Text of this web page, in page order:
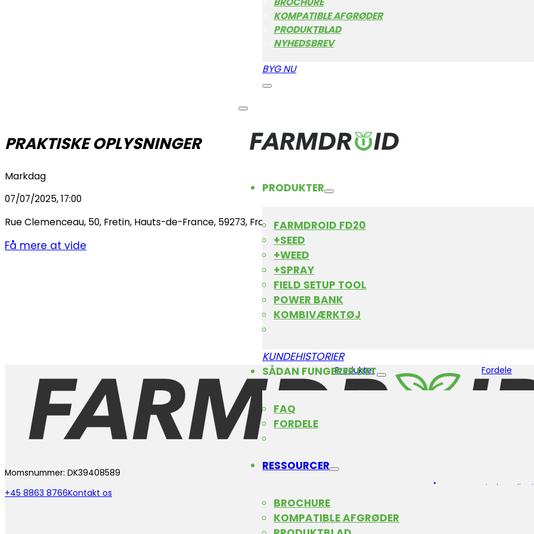
KOMPATIBLE AFGRØDER
PRODUKTBLAD
NYHEDSBREV
BYG NU
PRODUKTER
FARMDROID FD20
+SEED
+WEED
+SPRAY
FIELD SETUP TOOL
POWER BANK
KOMBIVÆRKTØJ
KUNDEHISTORIER
SÅDAN FUNGERER DET
FAQ
FORDELE
RESSOURCER
BROCHURE
KOMPATIBLE AFGRØDER
PRAKTISKE OPLYSNINGER
Markdag
07/07/2025, 17:00
Rue Clemenceau, 50, Fretin, Hauts-de-France, 59273, Frankrig
Få mere at vide
Momsnummer: DK39408589
+45 8863 8766Kontakt os
Produkter Fordele
OFTE STILLEDE SPØRGSMÅL Find en